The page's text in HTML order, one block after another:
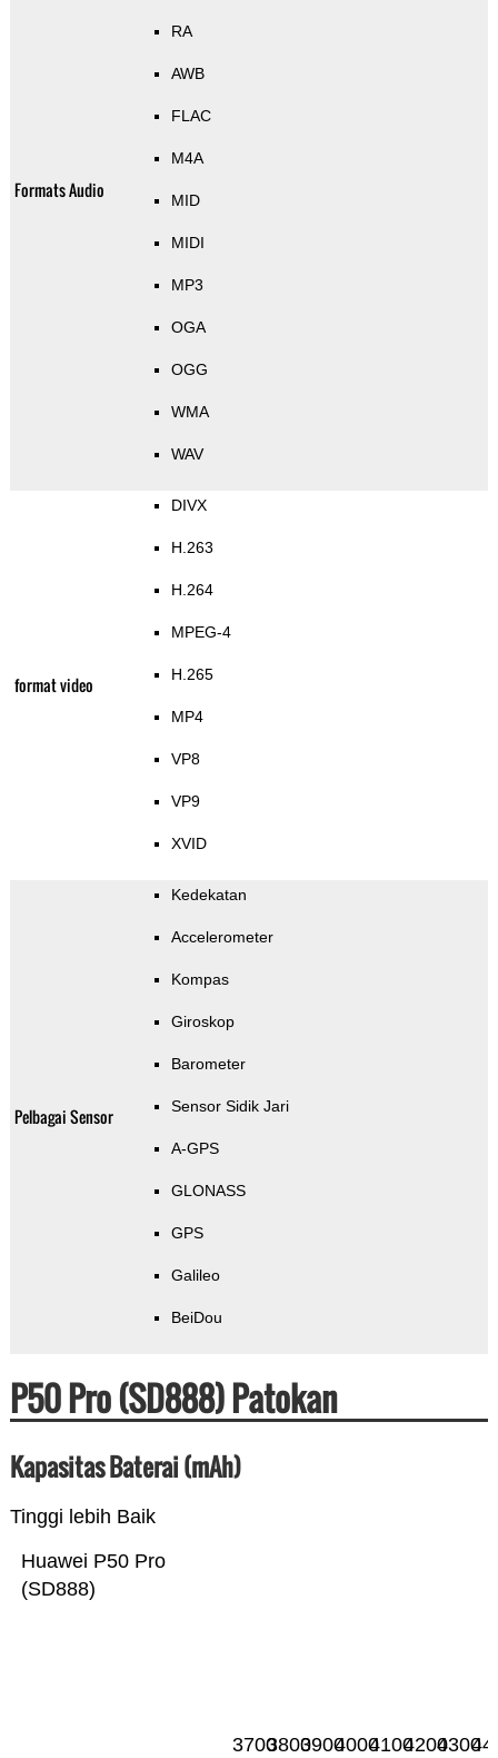
Formats Audio
RA
AWB
FLAC
M4A
MID
MIDI
MP3
OGA
OGG
WMA
WAV
format video
DIVX
H.263
H.264
MPEG-4
H.265
MP4
VP8
VP9
XVID
Pelbagai Sensor
Kedekatan
Accelerometer
Kompas
Giroskop
Barometer
Sensor Sidik Jari
A-GPS
GLONASS
GPS
Galileo
BeiDou
P50 Pro (SD888) Patokan
Kapasitas Baterai (mAh)
Tinggi lebih Baik
Huawei P50 Pro
(SD888)
3700380039004000410042004300